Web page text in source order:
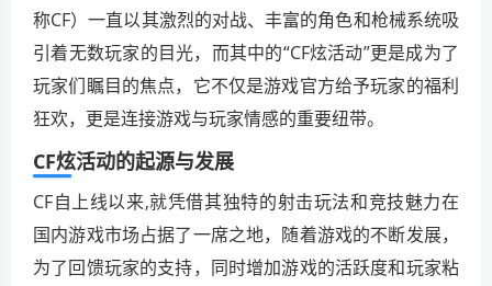
称CF）一直以其激烈的对战、丰富的角色和枪械系统吸
引着无数玩家的目光，而其中的“CF炫活动”更是成为了
玩家们瞩目的焦点，它不仅是游戏官方给予玩家的福利
狂欢，更是连接游戏与玩家情感的重要纽带。
CF炫活动的起源与发展
CF自上线以来,就凭借其独特的射击玩法和竞技魅力在
国内游戏市场占据了一席之地，随着游戏的不断发展，
为了回馈玩家的支持，同时增加游戏的活跃度和玩家粘